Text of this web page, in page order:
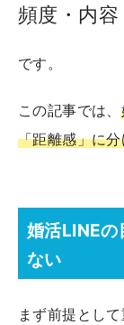
頻度・内
です。
この記事では、
「距離感」に
婚活LINEの
ない
まず前提とし